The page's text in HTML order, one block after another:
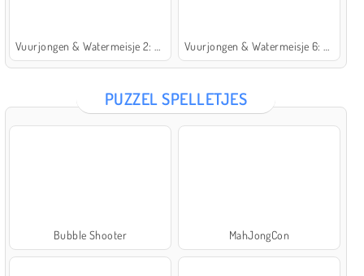
PUZZEL SPELLETJES
Bubble Shooter MahJongCon